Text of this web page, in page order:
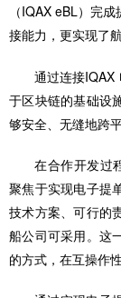
（IQAX eBL）完
接能力，更实现了
通过连接IQAX
于区块链的基础设
够安全、无缝地跨
在合作开发过
聚焦于实现电子提
技术方案、可行的
船公司可采用。这
的方式，在互操作